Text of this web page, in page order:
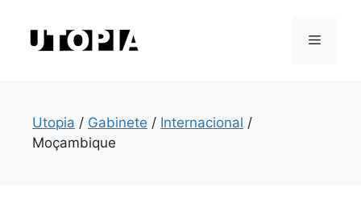
Menu
Utopia / Gabinete / Internacional /
Moçambique